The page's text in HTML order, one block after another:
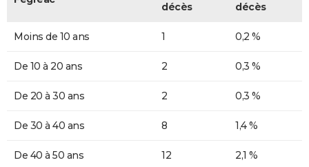
décès
décès
Moins de 10 ans 1 0,2 %
De 10 à 20 ans 2 0,3 %
De 20 à 30 ans 2 0,3 %
De 30 à 40 ans 8 1,4 %
De 40 à 50 ans 12 2,1 %